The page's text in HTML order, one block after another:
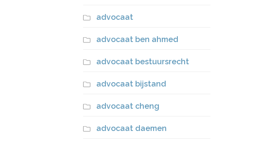
advocaat
advocaat ben ahmed
advocaat bestuursrecht
advocaat bijstand
advocaat cheng
advocaat daemen